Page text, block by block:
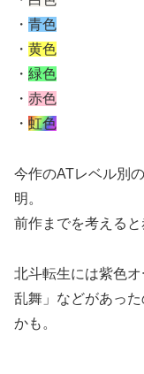
・ 青色
・ 黄色
・ 緑色
・ 赤色
・ 虹色
今作のATレベル別
明。
前作までを考えると
北斗転生には紫色
乱舞」などがあっ
かも。